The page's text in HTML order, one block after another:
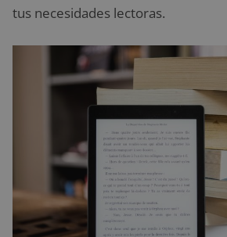
tus necesidades lectoras.